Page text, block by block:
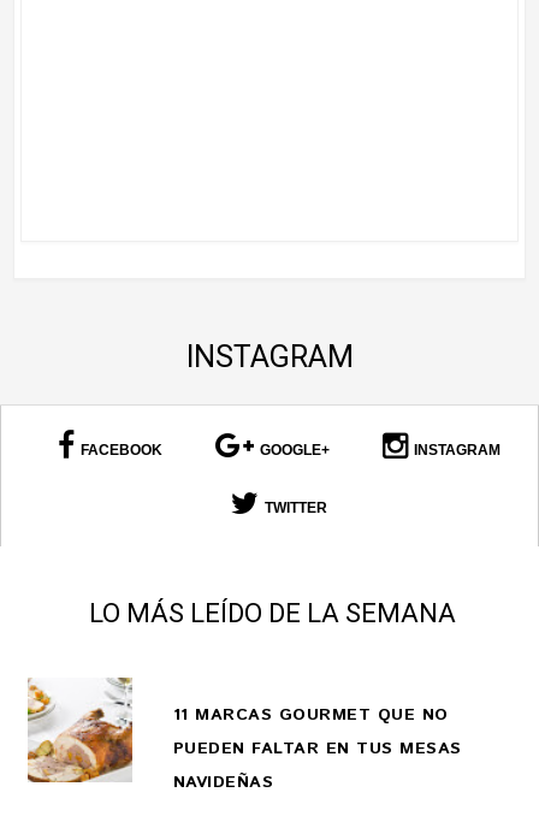
INSTAGRAM
FACEBOOK GOOGLE+ INSTAGRAM
TWITTER
LO MÁS LEÍDO DE LA SEMANA
11 MARCAS GOURMET QUE NO
PUEDEN FALTAR EN TUS MESAS
NAVIDEÑAS